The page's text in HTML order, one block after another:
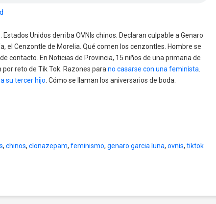
Unidos derriba OVNIs chinos. Declaran culpable a Genaro
el Cenzontle de Morelia. Qué comen los cenzontles. Hombre se
contacto. En Noticias de Provincia, 15 niños de una primaria de
reto de Tik Tok. Razones para no casarse con una feminista
su tercer hijo . Cómo se llaman los aniversarios de boda.
, chinos, clonazepam, feminismo, genaro garcia luna, ovnis, tiktok